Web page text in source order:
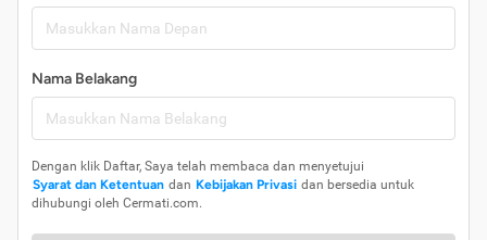
Nama Belakang
Dengan klik Daftar, Saya telah membaca dan menyetujui
Syarat dan Ketentuan dan Kebijakan Privasi dan bersedia untuk
dihubungi oleh Cermati.com.